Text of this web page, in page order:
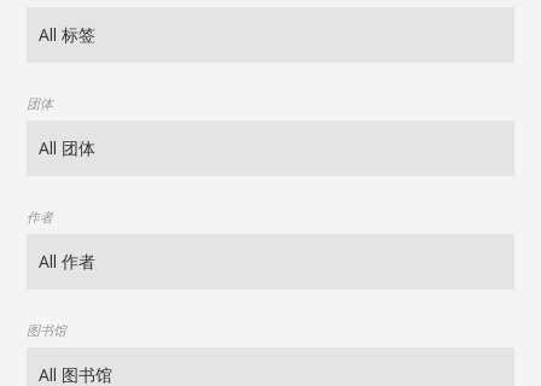
团体
作者
图书馆